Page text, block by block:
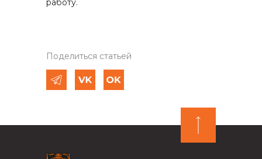
работу.
Поделиться статьей